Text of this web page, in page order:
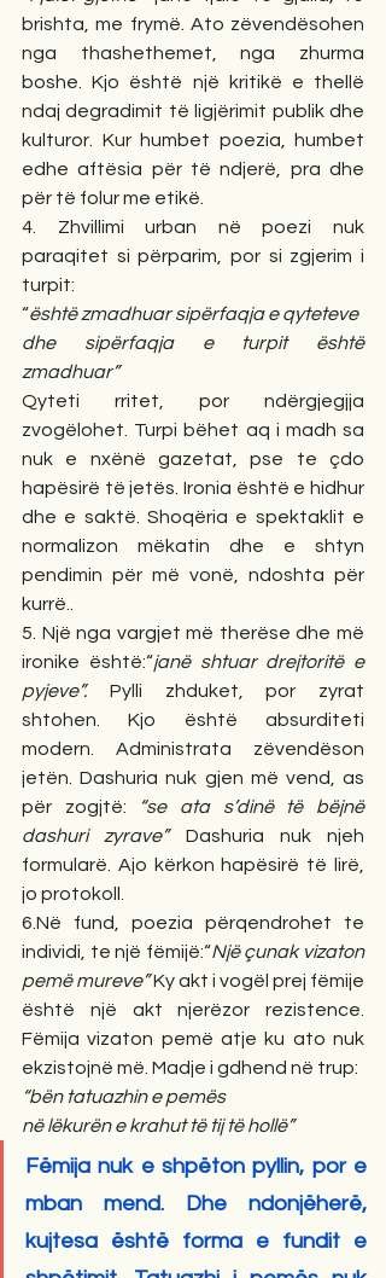
brishta, me frymë. Ato zëvendësohen
nga thashethemet, nga zhurma
boshe. Kjo është një kritikë e thellë
ndaj degradimit të ligjërimit publik dhe
kulturor. Kur humbet poezia, humbet
edhe aftësia për të ndjerë, pra dhe
për të folur me etikë.
4. Zhvillimi urban në poezi nuk
paraqitet si përparim, por si zgjerim i
turpit:
“është zmadhuar sipërfaqja e qyteteve
dhe sipërfaqja e turpit është
zmadhuar”
Qyteti rritet, por ndërgjegjja
zvogëlohet. Turpi bëhet aq i madh sa
nuk e nxënë gazetat, pse te çdo
hapësirë të jetës. Ironia është e hidhur
dhe e saktë. Shoqëria e spektaklit e
normalizon mëkatin dhe e shtyn
pendimin për më vonë, ndoshta për
kurrë..
5. Një nga vargjet më therëse dhe më
ironike është:“janë shtuar drejtoritë e
pyjeve”. Pylli zhduket, por zyrat
shtohen. Kjo është absurditeti
modern. Administrata zëvendëson
jetën. Dashuria nuk gjen më vend, as
për zogjtë:
“se ata s’dinë të bëjnë
dashuri zyrave” Dashuria nuk njeh
formularë. Ajo kërkon hapësirë të lirë,
jo protokoll.
6.Në fund, poezia përqendrohet te
individi, te një fëmijë:“Një çunak vizaton
pemë mureve” Ky akt i vogël prej fëmije
është një akt njerëzor rezistence.
Fëmija vizaton pemë atje ku ato nuk
ekzistojnë më. Madje i gdhend në trup:
“bën tatuazhin e pemës
në lëkurën e krahut të tij të hollë”
Fëmija nuk e shpëton pyllin, por e
mban mend. Dhe ndonjëherë,
kujtesa është forma e fundit e